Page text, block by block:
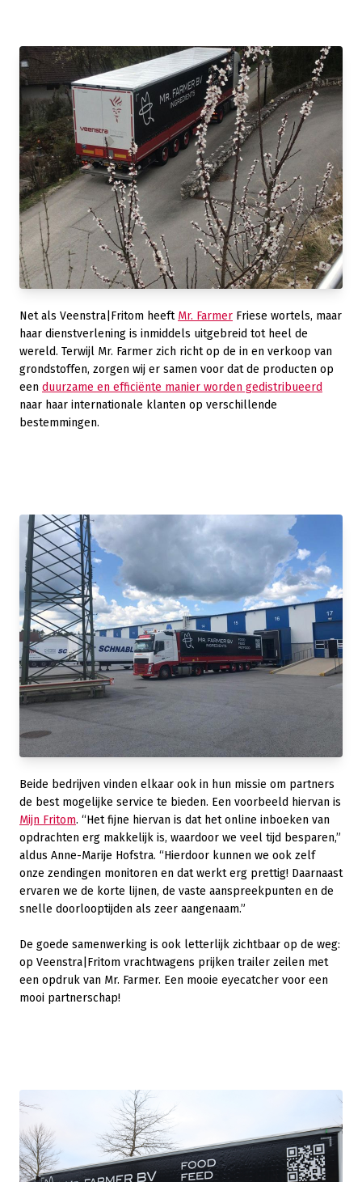
Net als Veenstra|Fritom heeft Mr. Farmer Friese wortels, maar
haar dienstverlening is inmiddels uitgebreid tot heel de
wereld. Terwijl Mr. Farmer zich richt op de in en verkoop van
grondstoffen, zorgen wij er samen voor dat de producten op
een duurzame en efficiënte manier worden gedistribueerd
naar haar internationale klanten op verschillende
bestemmingen.
Beide bedrijven vinden elkaar ook in hun missie om partners
de best mogelijke service te bieden. Een voorbeeld hiervan is
Mijn Fritom. “Het fijne hiervan is dat het online inboeken van
opdrachten erg makkelijk is, waardoor we veel tijd besparen,”
aldus Anne-Marije Hofstra. “Hierdoor kunnen we ook zelf
onze zendingen monitoren en dat werkt erg prettig! Daarnaast
ervaren we de korte lijnen, de vaste aanspreekpunten en de
snelle doorlooptijden als zeer aangenaam.”
De goede samenwerking is ook letterlijk zichtbaar op de weg:
op Veenstra|Fritom vrachtwagens prijken trailer zeilen met
een opdruk van Mr. Farmer. Een mooie eyecatcher voor een
mooi partnerschap!